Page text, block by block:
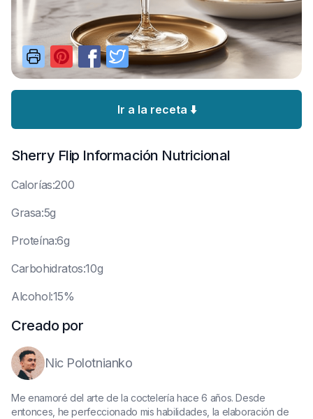
Ir a la receta ⬇️
Sherry Flip Información Nutricional
Calorías:200
Grasa:5g
Proteína:6g
Carbohidratos:10g
Alcohol:15%
Creado por
Nic Polotnianko
Me enamoré del arte de la coctelería hace 6 años. Desde
entonces, he perfeccionado mis habilidades, la elaboración de